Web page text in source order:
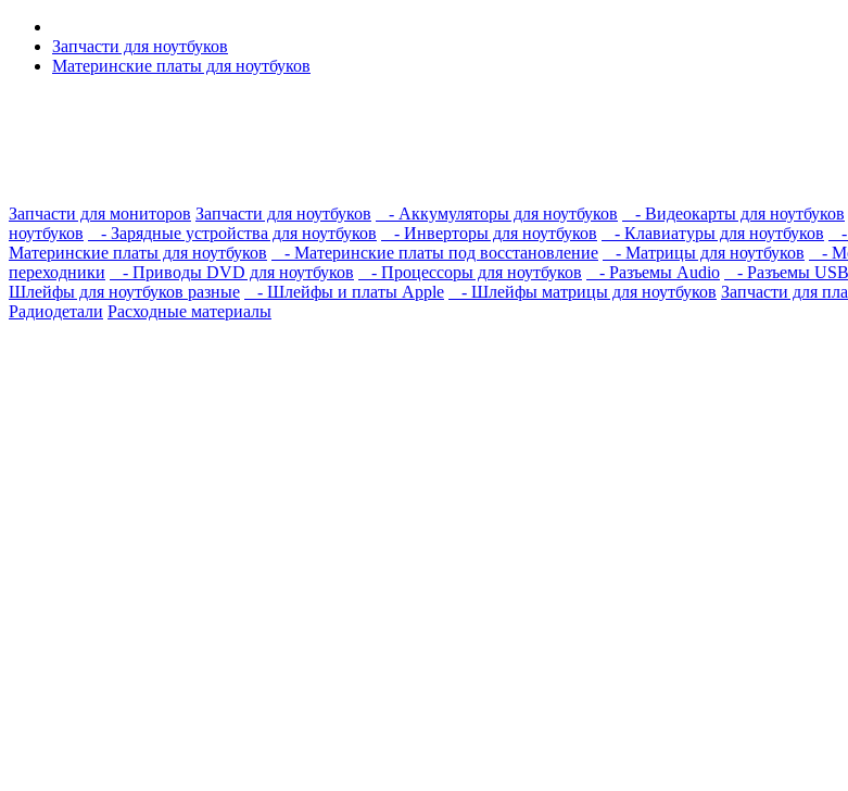
Запчасти для ноутбуков
Материнские платы для ноутбуков
Запчасти для мониторов Запчасти для ноутбуков - Аккумуляторы для ноутбуков - Видеокарты для ноутбуков
ноутбуков
- Зарядные устройства для ноутбуков - Инверторы для ноутбуков - Клавиатуры для ноутбуков -
Материнские платы для ноутбуков
- Материнские платы под восстановление - Матрицы для ноутбуков -
переходники
- Приводы DVD для ноутбуков - Процессоры для ноутбуков - Разъемы Audio - Разъемы USB
Шлейфы для ноутбуков разные
- Шлейфы и платы Apple - Шлейфы матрицы для ноутбуков Запчасти для
Радиодетали Расходные материалы